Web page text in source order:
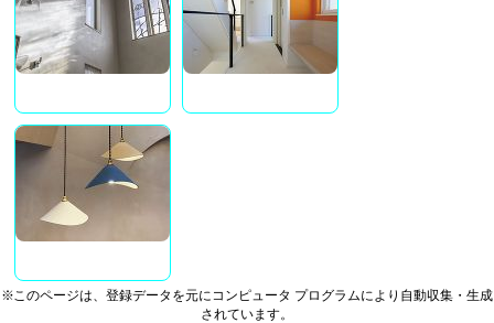
※このページは、登録データを元にコンピュータ プログラムにより自動収集・生成
されています。